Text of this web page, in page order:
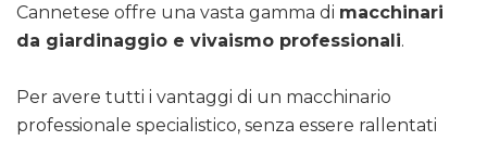
Cannetese offre una vasta gamma di macchinari
da giardinaggio e vivaismo professionali.
Per avere tutti i vantaggi di un macchinario
professionale specialistico, senza essere rallentati